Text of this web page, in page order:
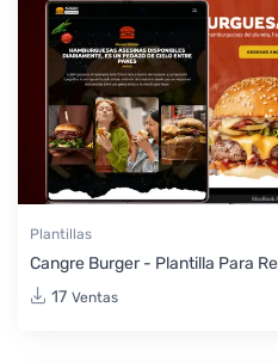
Plantillas
Cangre Burger - Plantilla Para
17 Ventas